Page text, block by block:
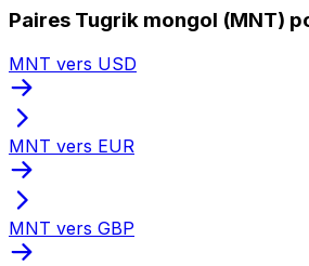
Paires Tugrik mongol (MNT)
MNT vers USD
MNT vers EUR
MNT vers GBP